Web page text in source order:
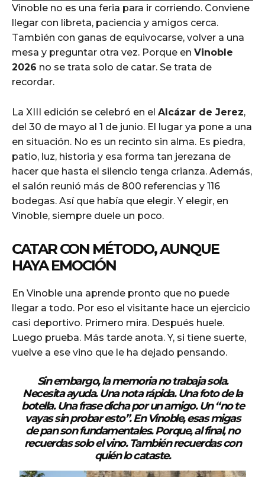
d
i
o
P
l
a
e
r
Vinoble no es una feria para ir corriendo. Conviene
llegar con libreta, paciencia y amigos cerca.
También con ganas de equivocarse, volver a una
mesa y preguntar otra vez. Porque en Vinoble
2026 no se trata solo de catar. Se trata de
recordar.
La XIII edición se celebró en el Alcázar de Jerez,
del 30 de mayo al 1 de junio. El lugar ya pone a una
en situación. No es un recinto sin alma. Es piedra,
patio, luz, historia y esa forma tan jerezana de
hacer que hasta el silencio tenga crianza. Además,
el salón reunió más de 800 referencias y 116
bodegas. Así que había que elegir. Y elegir, en
Vinoble, siempre duele un poco.
CATAR CON MÉTODO, AUNQUE
HAYA EMOCIÓN
En Vinoble una aprende pronto que no puede
llegar a todo. Por eso el visitante hace un ejercicio
casi deportivo. Primero mira. Después huele.
Luego prueba. Más tarde anota. Y, si tiene suerte,
vuelve a ese vino que le ha dejado pensando.
Sin embargo, la memoria no trabaja sola.
Necesita ayuda. Una nota rápida. Una foto de la
botella. Una frase dicha por un amigo. Un “no te
vayas sin probar esto”. En Vinoble, esas migas
de pan son fundamentales. Porque, al final, no
recuerdas solo el vino. También recuerdas con
quién lo cataste.